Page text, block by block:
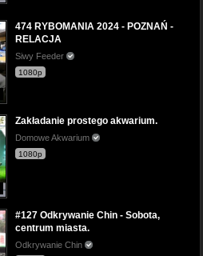
474 RYBOMANIA 2024 - POZNAŃ -
RELACJA
Siwy Feeder
1080p
Zakładanie prostego akwarium.
Domowe Akwarium
1080p
#127 Odkrywanie Chin - Sobota,
centrum miasta.
Odkrywanie Chin